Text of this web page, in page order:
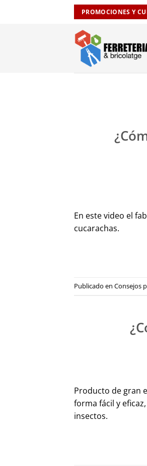
PROMOCIONES Y
En este video el
cucarachas.
Publicado en Consejos
Producto de gran
forma fácil y
insectos.